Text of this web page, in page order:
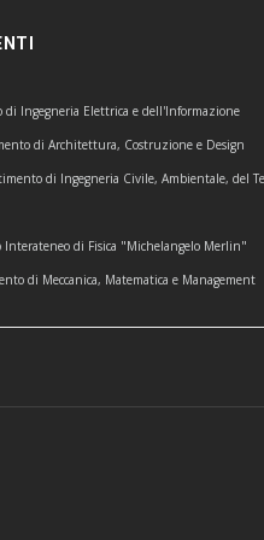
di Ingegneria Elettrica e dell'Informazione
di Architettura, Costruzione e Design
di Ingegneria Civile, Ambientale, del
di Fisica "Michelangelo Merlin"
di Meccanica, Matematica e Management